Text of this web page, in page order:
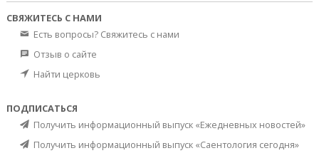
СВЯЖИТЕСЬ С НАМИ
Есть вопросы? Свяжитесь с нами
Отзыв о сайте
Найти церковь
ПОДПИСАТЬСЯ
Получить информационный выпуск «Ежедневных новостей»
Получить информационный выпуск «Саентология сегодня»